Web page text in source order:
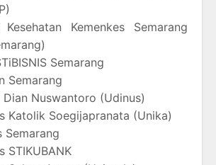
Kemenkes Semarang
Semarang
Semarang
Nuswantoro (Udinus)
Katolik Soegijapranata (Unika)
Semarang
STIKUBANK